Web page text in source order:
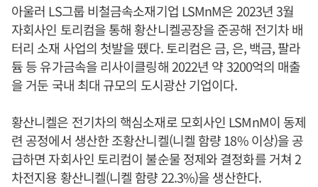
아울러 LS그룹 비철금속소재기업 LSMnM은 2023년 3월
자회사인 토리컴을 통해 황산니켈공장을 준공해 전기차 배
터리 소재 사업의 첫발을 뗐다. 토리컴은 금, 은, 백금, 팔라
듐 등 유가금속을 리사이클링해 2022년 약 3200억의 매출
을 거둔 국내 최대 규모의 도시광산 기업이다.
황산니켈은 전기차의 핵심소재로 모회사인 LSMnM이 동제
련 공정에서 생산한 조황산니켈(니켈 함량 18% 이상)을 공
급하면 자회사인 토리컴이 불순물 정제와 결정화를 거쳐 2
차전지용 황산니켈(니켈 함량 22.3%)을 생산한다.